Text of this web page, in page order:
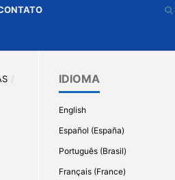
/
IDIOMA
English
Español (España)
Português (Brasil)
Français (France)